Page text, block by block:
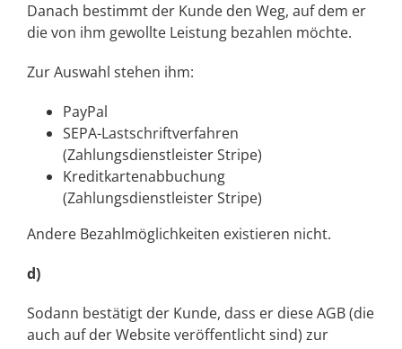
Danach bestimmt der Kunde den Weg, auf dem er
die von ihm gewollte Leistung bezahlen möchte.
Zur Auswahl stehen ihm:
PayPal
SEPA-Lastschriftverfahren
(Zahlungsdienstleister Stripe)
Kreditkartenabbuchung
(Zahlungsdienstleister Stripe)
Andere Bezahlmöglichkeiten existieren nicht.
d)
Sodann bestätigt der Kunde, dass er diese AGB (die
auch auf der Website veröffentlicht sind) zur